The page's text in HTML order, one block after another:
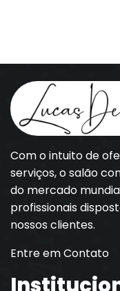
Com o intuito de
serviços, o salão
do mercado
profissionais
nossos clientes.
Entre em Contato